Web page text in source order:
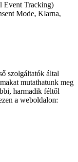
Event Tracking)
Mode, Klarna,
szolgáltatók által
mutathatunk meg
harmadik féltől
a weboldalon: